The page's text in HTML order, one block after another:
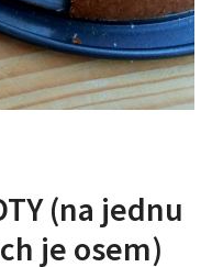
(na jednu
je osem)